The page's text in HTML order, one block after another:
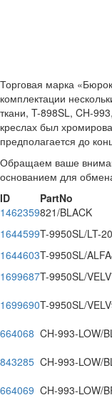
Торговая марка
комплектации
ткани, T-898SL, CH-
креслах был
предполагается до
Обращаем ваше
основанием для
ID
PartNo
1462359821/BLACK
1644599T-9950SL/LT-20
1644603T-9950SL/
1699687T-9950SL/
1699690T-9950SL/
664068 CH-993-LOW/
843285 CH-993-LOW/
664069 CH-993-LOW/